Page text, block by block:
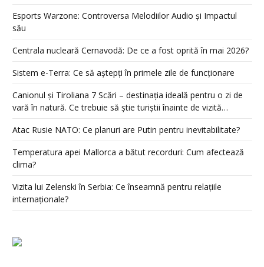
Esports Warzone: Controversa Melodiilor Audio și Impactul
său
Centrala nucleară Cernavodă: De ce a fost oprită în mai 2026?
Sistem e-Terra: Ce să aștepți în primele zile de funcționare
Canionul și Tiroliana 7 Scări – destinația ideală pentru o zi de
vară în natură. Ce trebuie să știe turiștii înainte de vizită…
Atac Rusie NATO: Ce planuri are Putin pentru inevitabilitate?
Temperatura apei Mallorca a bătut recorduri: Cum afectează
clima?
Vizita lui Zelenski în Serbia: Ce înseamnă pentru relațiile
internaționale?